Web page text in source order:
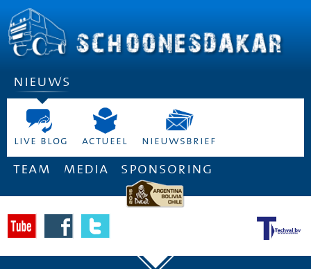
nieuws
live blog actueel nieuwsbrief
team media sponsoring